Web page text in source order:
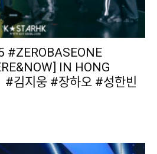
#ZEROBASEONE
IN HONG
김지웅 #장하오 #성한빈